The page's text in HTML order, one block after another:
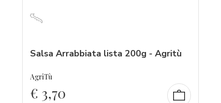
Salsa Arrabbiata lista 200g - Agritù
AgriTù
€ 3,70